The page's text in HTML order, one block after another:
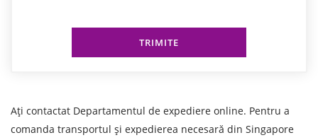
TRIMITE
Ați contactat Departamentul de expediere online. Pentru a
comanda transportul și expedierea necesară din Singapore